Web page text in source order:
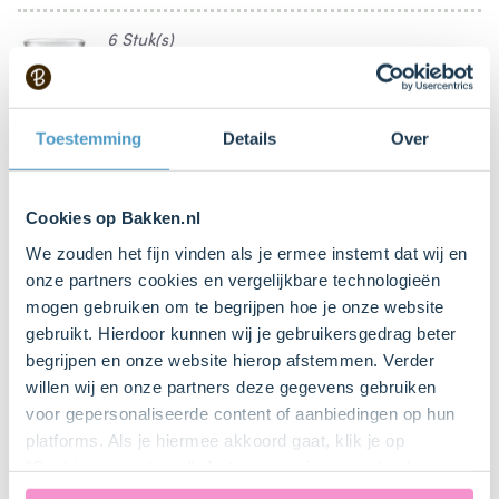
Toestemming Details Over
Cookies op Bakken.nl
We zouden het fijn vinden als je ermee instemt dat wij en
onze partners cookies en vergelijkbare technologieën
mogen gebruiken om te begrijpen hoe je onze website
gebruikt. Hierdoor kunnen wij je gebruikersgedrag beter
begrijpen en onze website hierop afstemmen. Verder
willen wij en onze partners deze gegevens gebruiken
voor gepersonaliseerde content of aanbiedingen op hun
platforms. Als je hiermee akkoord gaat, klik je op
uitdrukkelijk een eventuele gegevensoverdracht naar de
6 Stuk(s)
8 Stuk(s)
Spuitzak (met gekarteld spuitmondje)
Bestel dit product online
Bestel gemakkelijk en snel je bakproducten
bij ons zusjeDeLeuksteTaartenshop.
Stappen